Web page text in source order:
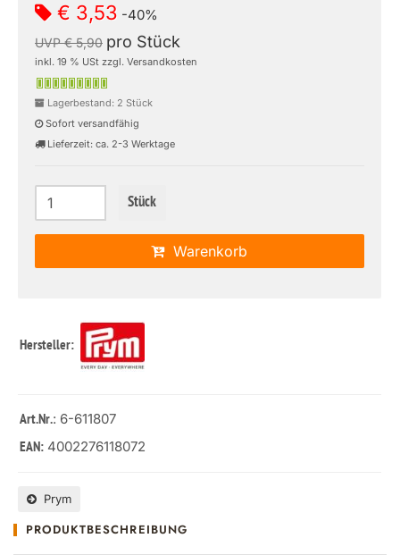
€ 3,53 -40%
UVP € 5,90 pro Stück
inkl. 19 % USt zzgl. Versandkosten
Lagerbestand: 2 Stück
Sofort versandfähig
Lieferzeit: ca. 2-3 Werktage
Stück
Warenkorb
Hersteller:
Art.Nr.: 6-611807
EAN: 4002276118072
Prym
PRODUKTBESCHREIBUNG